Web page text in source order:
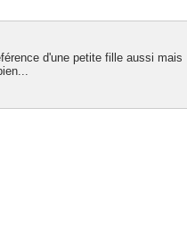
d'une petite fille aussi mais